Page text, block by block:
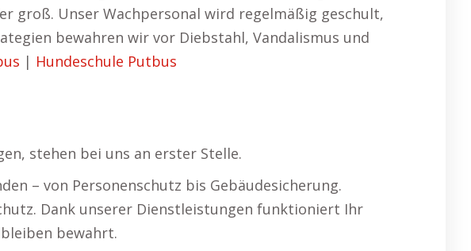
groß. Unser Wachpersonal wird regelmäßig geschult,
bewahren wir vor Diebstahl, Vandalismus und
| Hundeschule Putbus
stehen bei uns an erster Stelle.
– von Personenschutz bis Gebäudesicherung.
Dank unserer Dienstleistungen funktioniert Ihr
bewahrt.